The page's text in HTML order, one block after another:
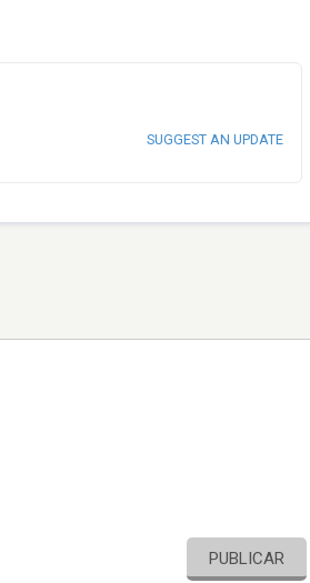
SUGGEST AN UPDATE
PUBLICAR